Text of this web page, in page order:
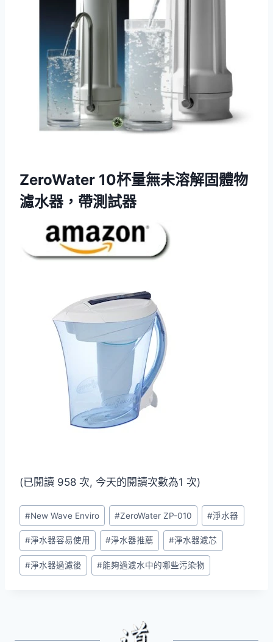
ZeroWater 10杯量無未溶解固體物
濾水器，帶測試器
(已閱讀 958 次, 今天的閱讀次數為1 次)
Post
Tags:
#New Wave Enviro #ZeroWater ZP-010 #淨水器
#淨水器容易使用 #淨水器推薦 #淨水器濾芯
#淨水器過濾後 #能夠過濾水中的哪些污染物